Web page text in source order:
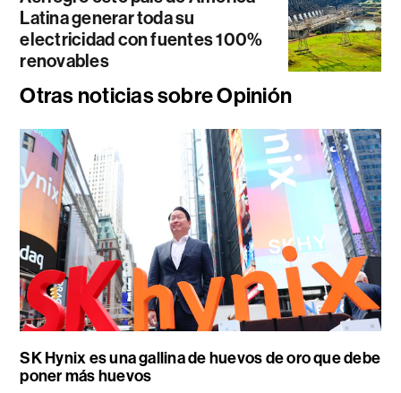
Latina generar toda su
electricidad con fuentes 100%
renovables
Otras noticias sobre Opinión
SK Hynix es una gallina de huevos de oro que debe
poner más huevos